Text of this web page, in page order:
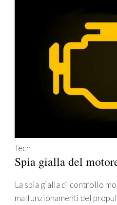
Tech
Spia gialla del
La spia gialla di controllo
malfunzionamenti del